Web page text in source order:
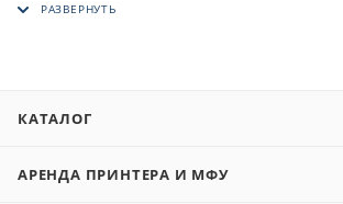
№4 - RC4-4671
КАТАЛОГ
АРЕНДА ПРИНТЕРА И МФУ